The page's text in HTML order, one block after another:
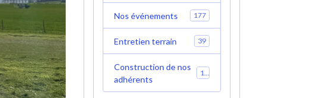
Nos événements 177
Entretien terrain 39
Construction de nos
adhérents